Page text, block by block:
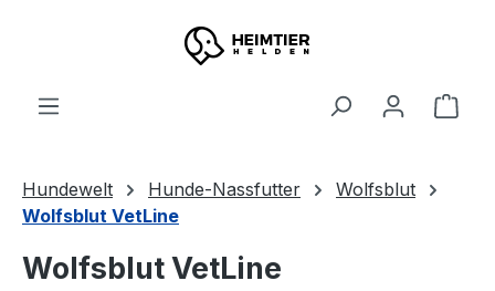
Zum Hauptinhalt springen
Hundewelt Hunde-Nassfutter
Wolfsblut
Wolfsblut VetLine
Wolfsblut VetLine